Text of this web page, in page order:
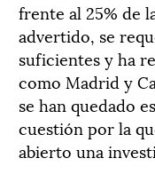
frente al 25% de
advertido, se
suficientes y ha
como Madrid y
se han quedado
cuestión por la
abierto una